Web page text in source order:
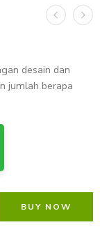
desain dan
jumlah berapa
BUY NOW